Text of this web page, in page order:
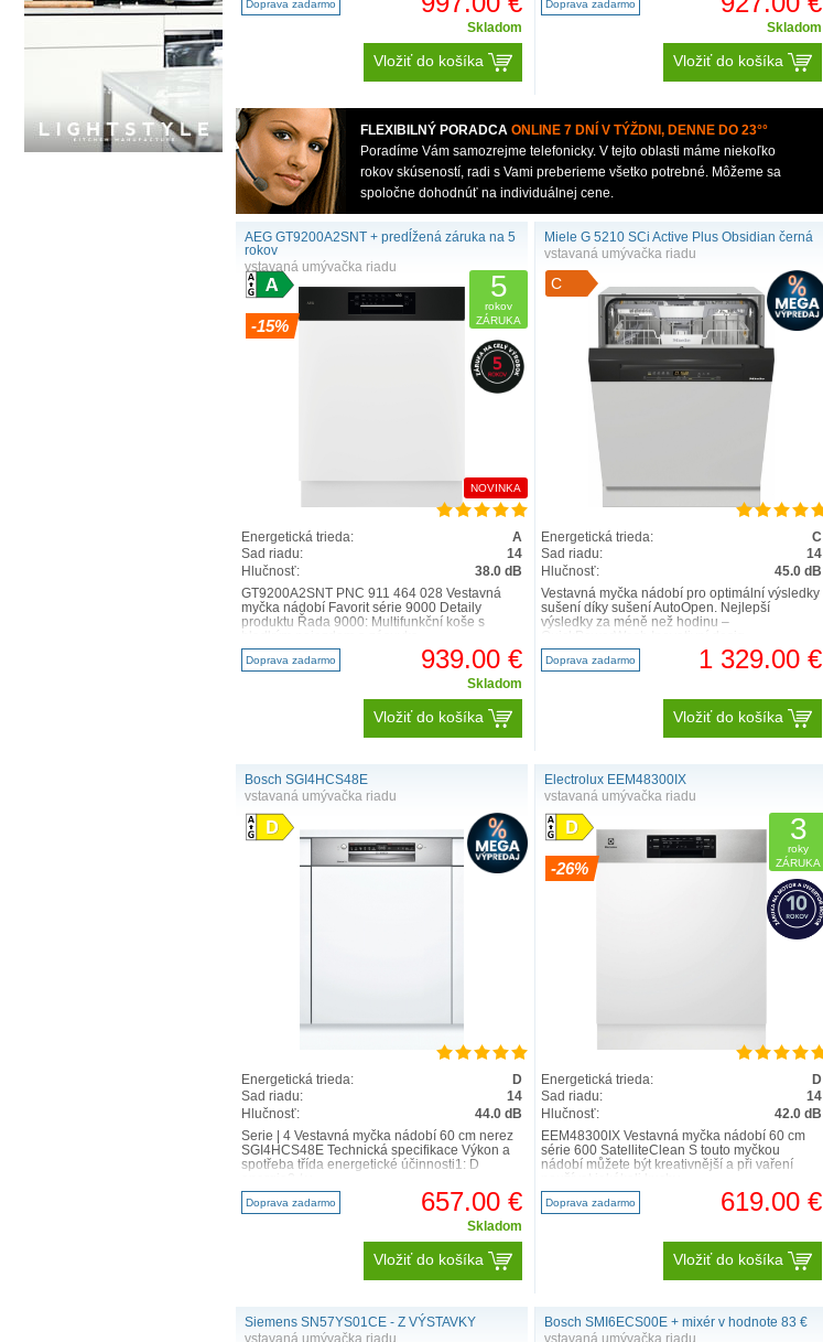
Doprava zadarmo
Skladom
Vložiť do košíka
Doprava zadarmo
Skladom
Vložiť do košíka
FLEXIBILNÝ PORADCA ONLINE 7 DNÍ V TÝŽDNI, DENNE DO 23°°
Poradíme Vám samozrejme telefonicky. V tejto oblasti máme niekoľko
rokov skúseností, radi s Vami preberieme všetko potrebné. Môžeme sa
spoločne dohodnúť na individuálnej cene.
AEG GT9200A2SNT + predĺžená záruka na 5
rokov
vstavaná umývačka riadu
-15%
5
rokov
ZÁRUKA
NOVINKA
Energetická trieda:
A
Sad riadu:
14
Hlučnosť:
38.0 dB
GT9200A2SNT PNC 911 464 028 Vestavná
myčka nádobí Favorit série 9000 Detaily
produktu Řada 9000: Multifunkční koše s
Doprava zadarmo 939.00 €
Skladom
Vložiť do košíka
Miele G 5210 SCi Active Plus Obsidian černá
vstavaná umývačka riadu
C
Energetická trieda:
C
Sad riadu:
14
Hlučnosť:
45.0 dB
Vestavná myčka nádobí pro optimální výsledky
sušení díky sušení AutoOpen. Nejlepší
výsledky za méně než hodinu –
Doprava zadarmo 1 329.00 €
Vložiť do košíka
Bosch SGI4HCS48E
vstavaná umývačka riadu
Energetická trieda:
D
Sad riadu:
14
Hlučnosť:
44.0 dB
Serie | 4 Vestavná myčka nádobí 60 cm nerez
SGI4HCS48E Technická specifikace Výkon a
spotřeba třída energetické účinnosti1: D
Doprava zadarmo 657.00 €
Skladom
Vložiť do košíka
Electrolux EEM48300IX
vstavaná umývačka riadu
-26%
3
roky
ZÁRUKA
Energetická trieda:
D
Sad riadu:
14
Hlučnosť:
42.0 dB
EEM48300IX Vestavná myčka nádobí 60 cm
série 600 SatelliteClean S touto myčkou
nádobí můžete být kreativnější a při vaření
Doprava zadarmo 619.00 €
Vložiť do košíka
Siemens SN57YS01CE - Z VÝSTAVKY
vstavaná umývačka riadu
Bosch SMI6ECS00E + mixér v hodnote 83 €
vstavaná umývačka riadu